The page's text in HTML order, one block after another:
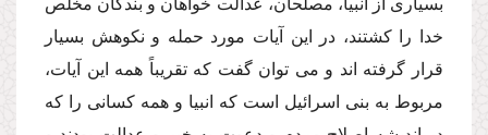
بسیارى از انبیا، مصلحان، عدالت خواهان و بندگان مخلص
خدا را كشتند، در این آیات مورد حمله و نكوهش بسیار
قرار گرفته اند و مى توان گفت كه تقریباً همه این آیات،
مربوط به بنى اسرائیل است كه انبیا و همه كسانى را كه